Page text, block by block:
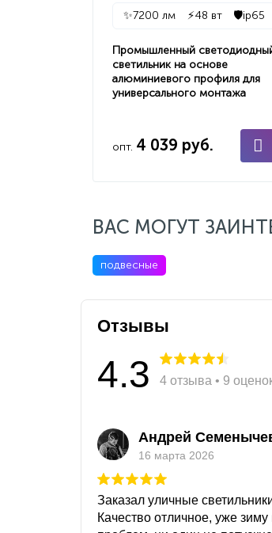
✨7200 лм ⚡48 вт 🛡️ip65
Промышленный
светильник на основе
алюминиевого профиля для
универсального монтажа
опт. 4 039 руб.
ВАС МОГУТ
подвесные
Отзывы
4.3 4 отзыва • 9
Андрей
16 марта 2026
Заказал уличные
Качество отличное, уже